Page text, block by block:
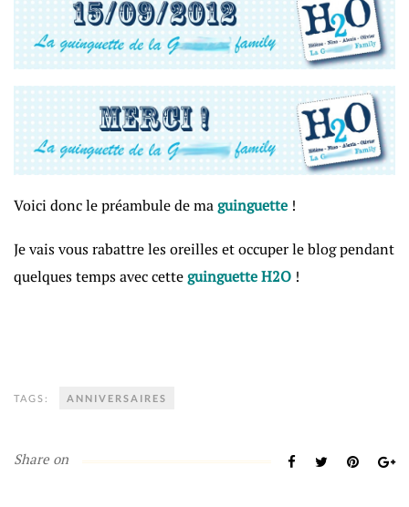
Voici donc le préambule de maguinguette !
Je vais vous rabattre les oreilles et occuper le blog pendant
quelques temps avec cetteguinguette H2O !
TAGS: ANNIVERSAIRES
Share on